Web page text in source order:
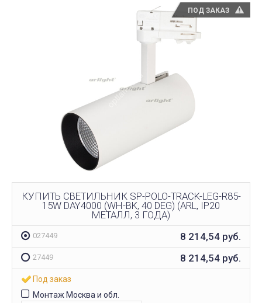
ПОД ЗАКАЗ
КУПИТЬ СВЕТИЛЬНИК SP-POLO-TRACK-LEG-R85-
15W DAY4000 (WH-BK, 40 DEG) (ARL, IP20
МЕТАЛЛ, 3 ГОДА)
027449 8 214,54 руб.
27449 8 214,54 руб.
Под заказ
Монтаж Москва и обл.